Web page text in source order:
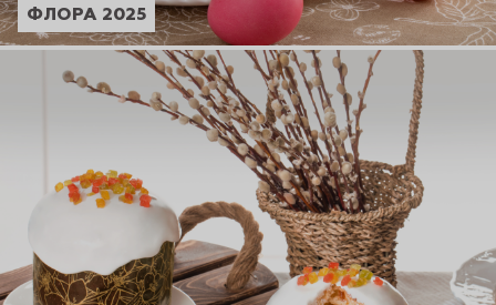
ФЛОРА 2025